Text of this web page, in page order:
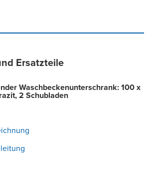
Ersatzteile
Waschbeckenunterschrank: 100 x
2 Schubladen